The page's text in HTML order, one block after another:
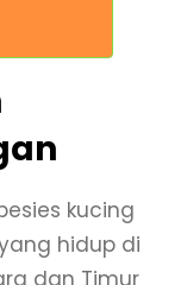
kucing
hidup di
dan Timur